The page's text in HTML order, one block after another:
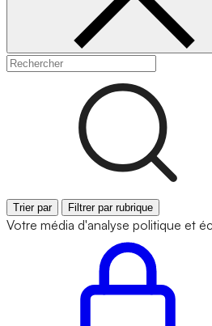
Trier par Filtrer par rubrique
Votre média d'analyse politique et